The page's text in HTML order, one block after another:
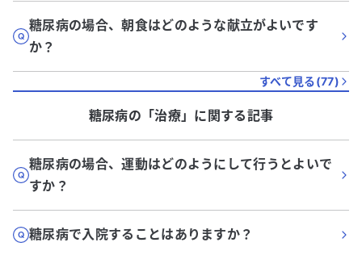
糖尿病の場合、朝食はどのような献立がよいです
か？
すべて見る(77)
糖尿病の「治療」に関する記事
糖尿病の場合、運動はどのようにして行うとよいで
すか？
糖尿病で入院することはありますか？